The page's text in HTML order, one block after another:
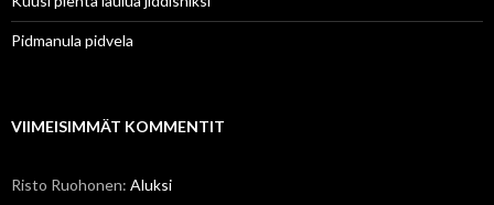
Pidmanula pidvela
VIIMEISIMMÄT KOMMENTIT
Risto Ruohonen: Aluksi